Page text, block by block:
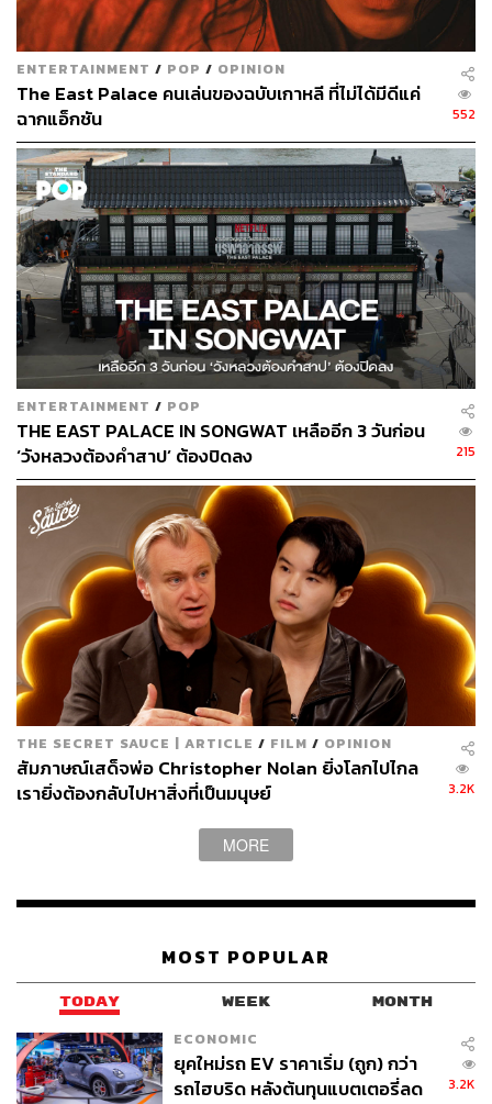
ENTERTAINMENT / POP / OPINION
The East Palace คนเล่นของฉบับเกาหลี ที่ไม่ได้มีดีแค่
ฉากแอ็กชัน
552
ENTERTAINMENT / POP
THE EAST PALACE IN SONGWAT เหลืออีก 3 วันก่อน
‘วังหลวงต้องคำสาป’ ต้องปิดลง
215
THE SECRET SAUCE | ARTICLE / FILM / OPINION
สัมภาษณ์เสด็จพ่อ Christopher Nolan ยิ่งโลกไปไกล
เรายิ่งต้องกลับไปหาสิ่งที่เป็นมนุษย์
3.2K
MORE
MOST POPULAR
TODAY WEEK MONTH
ECONOMIC
ยุคใหม่รถ EV ราคาเริ่ม (ถูก) กว่า
รถไฮบริด หลังต้นทุนแบตเตอรี่ลด
3.2K